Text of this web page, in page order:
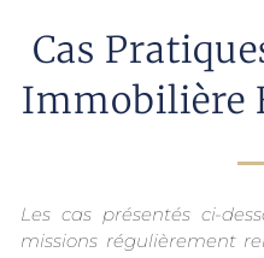
Cas
Immobilière
Les cas présentés ci-
missions régulièrement